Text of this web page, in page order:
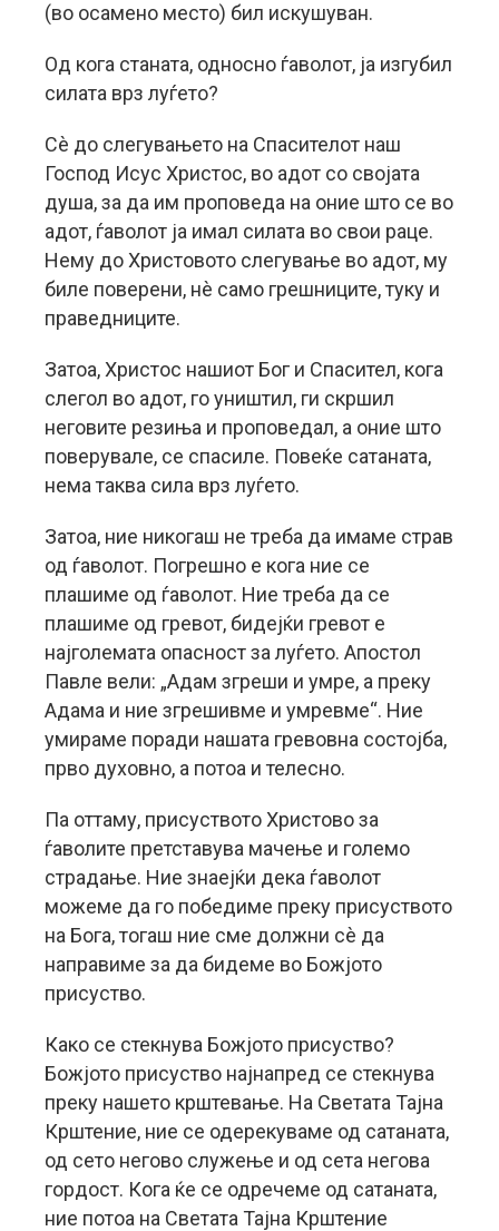
(во осамено место) бил искушуван.
Од кога станата, односно ѓаволот, ја изгубил
силата врз луѓето?
Сè до слегувањето на Спасителот наш
Господ Исус Христос, во адот со својата
душа, за да им проповеда на оние што се во
адот, ѓаволот ја имал силата во свои раце.
Нему до Христовото слегување во адот, му
биле поверени, нè само грешниците, туку и
праведниците.
Затоа, Христос нашиот Бог и Спасител, кога
слегол во адот, го уништил, ги скршил
неговите резиња и проповедал, а оние што
поверувале, се спасиле. Повеќе сатаната,
нема таква сила врз луѓето.
Затоа, ние никогаш не треба да имаме страв
од ѓаволот. Погрешно е кога ние се
плашиме од ѓаволот. Ние треба да се
плашиме од гревот, бидејќи гревот е
најголемата опасност за луѓето. Апостол
Павле вели: „Адам згреши и умре, а преку
Адама и ние згрешивме и умревме“. Ние
умираме поради нашата гревовна состојба,
прво духовно, а потоа и телесно.
Па оттаму, присуството Христово за
ѓаволите претставува мачење и големо
страдање. Ние знаејќи дека ѓаволот
можеме да го победиме преку присуството
на Бога, тогаш ние сме должни сè да
направиме за да бидеме во Божјото
присуство.
Како се стекнува Божјото присуство?
Божјото присуство најнапред се стекнува
преку нашето крштевање. На Светата Тајна
Крштение, ние се одерекуваме од сатаната,
од сето негово служење и од сета негова
гордост. Кога ќе се одречеме од сатаната,
ние потоа на Светата Тајна Крштение